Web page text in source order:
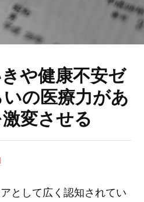
や健康不安ゼ
の医療力があ
変させる
として広く認知されてい